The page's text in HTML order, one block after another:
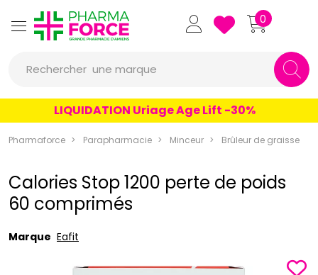
Pharmaforce Grande Pharmacie
0
Rechercher une marque
un produit
une marque
LIQUIDATION Uriage Age Lift -30%
Pharmaforce Parapharmacie Minceur Brûleur de graisse
Calories Stop 1200 perte de poids
60 comprimés
Marque Eafit